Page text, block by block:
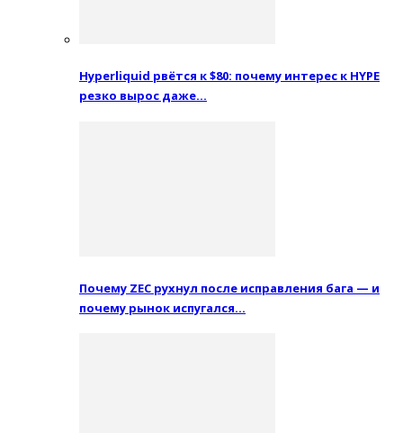
Hyperliquid рвётся к $80: почему интерес к HYPE
резко вырос даже…
Почему ZEC рухнул после исправления бага — и
почему рынок испугался…